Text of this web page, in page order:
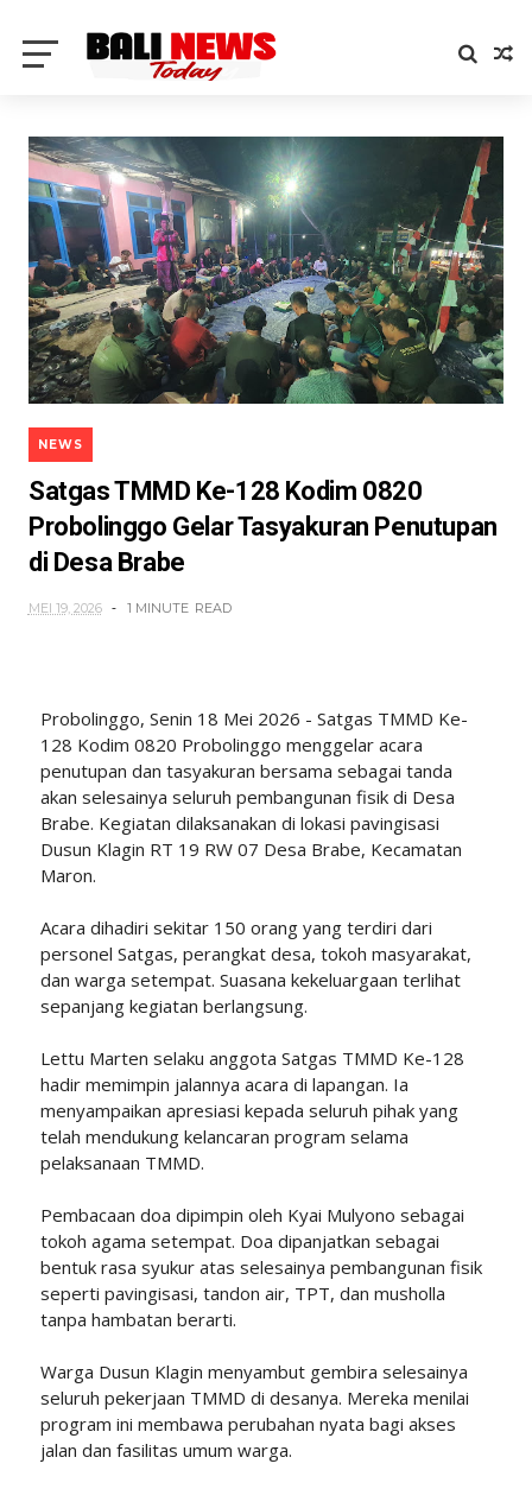
NEWS
Satgas TMMD Ke-128 Kodim 0820
Probolinggo Gelar Tasyakuran Penutupan
di Desa Brabe
MEI 19, 2026 1 MINUTE READ
Probolinggo, Senin 18 Mei 2026 - Satgas TMMD Ke-
128 Kodim 0820 Probolinggo menggelar acara
penutupan dan tasyakuran bersama sebagai tanda
akan selesainya seluruh pembangunan fisik di Desa
Brabe. Kegiatan dilaksanakan di lokasi pavingisasi
Dusun Klagin RT 19 RW 07 Desa Brabe, Kecamatan
Maron.
Acara dihadiri sekitar 150 orang yang terdiri dari
personel Satgas, perangkat desa, tokoh masyarakat,
dan warga setempat. Suasana kekeluargaan terlihat
sepanjang kegiatan berlangsung.
Lettu Marten selaku anggota Satgas TMMD Ke-128
hadir memimpin jalannya acara di lapangan. Ia
menyampaikan apresiasi kepada seluruh pihak yang
telah mendukung kelancaran program selama
pelaksanaan TMMD.
Pembacaan doa dipimpin oleh Kyai Mulyono sebagai
tokoh agama setempat. Doa dipanjatkan sebagai
bentuk rasa syukur atas selesainya pembangunan fisik
seperti pavingisasi, tandon air, TPT, dan musholla
tanpa hambatan berarti.
Warga Dusun Klagin menyambut gembira selesainya
seluruh pekerjaan TMMD di desanya. Mereka menilai
program ini membawa perubahan nyata bagi akses
jalan dan fasilitas umum warga.